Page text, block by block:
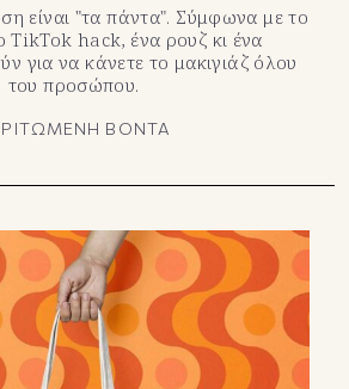
είναι "τα πάντα". Σύμφωνα με το
TikTok hack, ένα ρουζ κι ένα
για να κάνετε το μακιγιάζ όλου
του προσώπου.
ΒΟΝΤΑ